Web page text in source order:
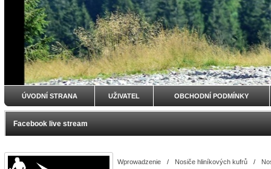
ÚVODNÍ STRANA UŽIVATEL OBCHODNÍ PODMÍNKY
Facebook live stream
Wprowadzenie / Nosiče hliníkových kufrů /